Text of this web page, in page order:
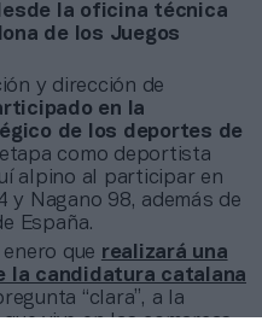
la oficina técnica
de los Juegos
y dirección de
en la
de los deportes de
etapa como deportista
alpino al participar en
y Nagano 98, además de
España.
enero que realizará una
la candidatura catalana
“clara”, a la
vive en las comarcas